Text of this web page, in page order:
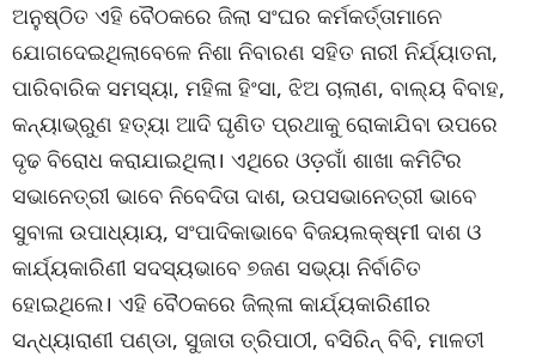
ଅନୁଷ୍ଠିତ ଏହି ବୈଠକରେ ଜିଲା ସଂଘର କର୍ମକର୍ତ୍ତାମାନେ
ଯୋଗଦେଇଥିଲାବେଳେ ନିଶା ନିବାରଣ ସହିତ ନାରୀ ନିର୍ଯ୍ୟାତନା,
ପାରିବାରିକ ସମସ୍ୟା, ମହିଳା ହିଂସା, ଝିଅ ଚାଲାଣ, ବାଲ୍ୟ ବିବାହ,
କନ୍ୟାଭ୍ରୁଣ ହତ୍ୟା ଆଦି ଘୃଣିତ ପ୍ରଥାକୁ ରୋକାଯିବା ଉପରେ
ଦୃଢ ବିରୋଧ କରାଯାଇଥିଲା। ଏଥିରେ ଓଡ଼ଗାଁ ଶାଖା କମିଟିର
ସଭାନେତ୍ରୀ ଭାବେ ନିବେଦିତା ଦାଶ, ଉପସଭାନେତ୍ରୀ ଭାବେ
ସୁବାଳା ଉପାଧ୍ୟାୟ, ସଂପାଦିକାଭାବେ ବିଜୟଲକ୍ଷ୍ମୀ ଦାଶ ଓ
କାର୍ଯ୍ୟକାରିଣୀ ସଦସ୍ୟଭାବେ ୭ଜଣ ସଭ୍ୟା ନିର୍ବାଚିତ
ହୋଇଥିଲେ। ଏହି ବୈଠକରେ ଜିଲ୍ଳା କାର୍ଯ୍ୟକାରିଣୀର
ସନ୍ଧ୍ୟାରାଣୀ ପଣ୍ଡା, ସୁଜାତା ତ୍ରିପାଠୀ, ବସିରିନ୍ ବିବି, ମାଳତୀ